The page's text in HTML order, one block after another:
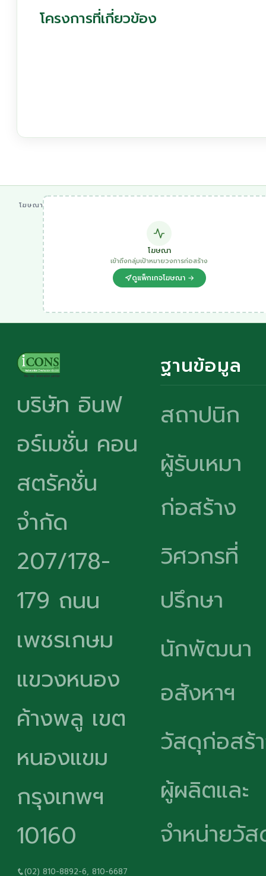
โครงการที่เกี่ยวข้อง
โฆษณา
โฆษณา
เข้าถึงกลุ่มเป้าหมายวงการก่อสร้าง
ดูแพ็กเกจโฆษณา →
บริษัท อินฟ
อร์เมชั่น คอน
สตรัคชั่น
จำกัด
207/178-
179 ถนน
เพชรเกษม
แขวงหนอง
ค้างพลู เขต
หนองแขม
กรุงเทพฯ
10160
(02) 810-8892-6, 810-6687
ฐานข้อมูล
สถาปนิก
ผู้รับเหมา
ก่อสร้าง
วิศวกรที่
ปรึกษา
นักพัฒนา
อสังหาฯ
วัสดุก่อสร้
ผู้ผลิตและ
จำหน่ายวั